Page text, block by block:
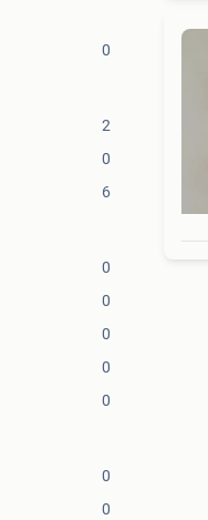
0
2
0
6
0
0
0
0
0
0
0